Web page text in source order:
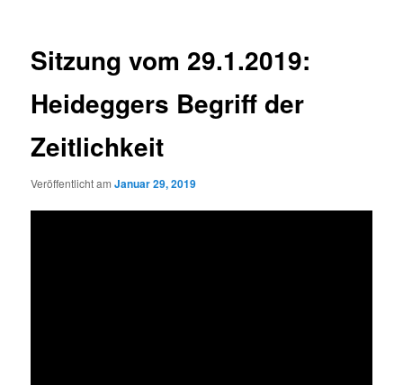
Sitzung vom 29.1.2019:
Heideggers Begriff der
Zeitlichkeit
Veröffentlicht amJanuar 29, 2019